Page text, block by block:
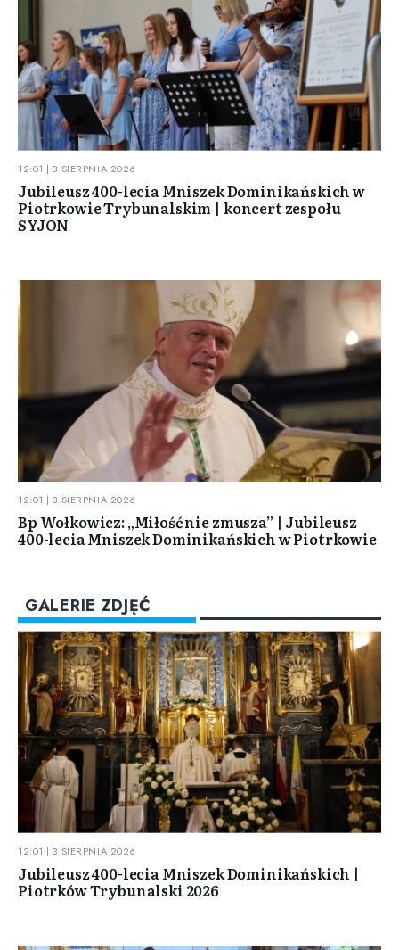
12:01 | 3 SIERPNIA 2026
Jubileusz 400-lecia Mniszek Dominikańskich w
Piotrkowie Trybunalskim | koncert zespołu
SYJON
12:01 | 3 SIERPNIA 2026
Bp Wołkowicz: „Miłość nie zmusza” | Jubileusz
400-lecia Mniszek Dominikańskich w Piotrkowie
GALERIE ZDJĘĆ
12:01 | 3 SIERPNIA 2026
Jubileusz 400-lecia Mniszek Dominikańskich |
Piotrków Trybunalski 2026